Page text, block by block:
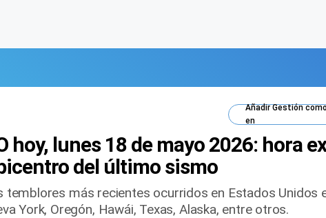
AñadirGestión
en
hoy, lunes 18 de mayo 2026: hora
del último sismo
temblores más recientes ocurridos en Estados Unidos
York, Oregón, Hawái, Texas, Alaska, entre otros.